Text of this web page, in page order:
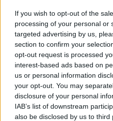
If you wish to opt-out of the
processing of your personal or
targeted advertising by us,
section to confirm your
opt-out request is processed
interest-based ads based on
us or personal information
your opt-out. You may
disclosure of your personal
IAB’s list of downstream
also be disclosed by us to third
Recomandările